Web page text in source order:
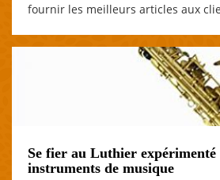
fournir les meilleurs articles aux
Se fier au Luthier expérimenté
instruments de musique